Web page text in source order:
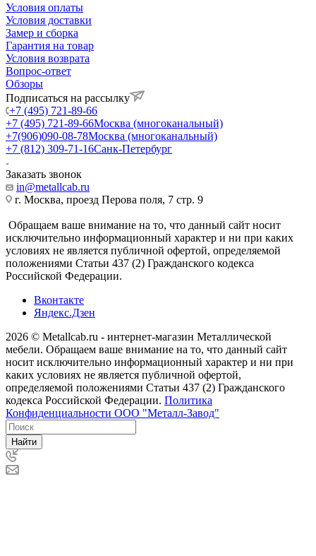
Условия оплаты
Условия доставки
Замер и сборка
Гарантия на товар
Условия возврата
Вопрос-ответ
Обзоры
Подписаться на рассылку
+7 (495) 721-89-66
+7 (495) 721-89-66Москва (многоканальный)
+7(906)090-08-78Москва (многоканальный)
+7 (812) 309-71-16Санк-Петербург
Заказать звонок
in@metallcab.ru
г. Москва, проезд Перова поля, 7 стр. 9
Обращаем ваше внимание на то, что данный сайт носит
исключительно информационный характер и ни при каких
условиях не является публичной офертой, определяемой
положениями Статьи 437 (2) Гражданского кодекса
Российской Федерации.
Вконтакте
Яндекс.Дзен
2026 © Metallcab.ru - интернет-магазин Металлической
мебели. Обращаем ваше внимание на то, что данный сайт
носит исключительно информационный характер и ни при
каких условиях не является публичной офертой,
определяемой положениями Статьи 437 (2) Гражданского
кодекса Российской Федерации. Политика
Конфиденциальности ООО "Металл-Завод"
Найти